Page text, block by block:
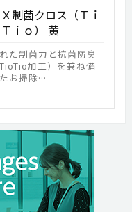
制菌クロス（Ｔｉ
ｉｏ） 黄
た制菌力と抗菌防臭
TioTio加工）を兼ね備
お掃除…